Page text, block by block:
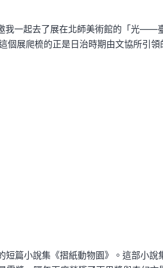
我一起去了展在北師美術館的「光——
個展爬梳的正是日治時期由文協所引領
篇小說集《摺紙動物園》。這部小說